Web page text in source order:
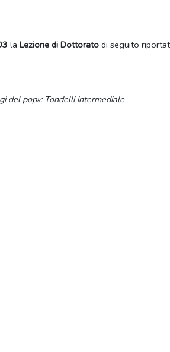
la Lezione di Dottorato di seguito
del pop»: Tondelli intermediale